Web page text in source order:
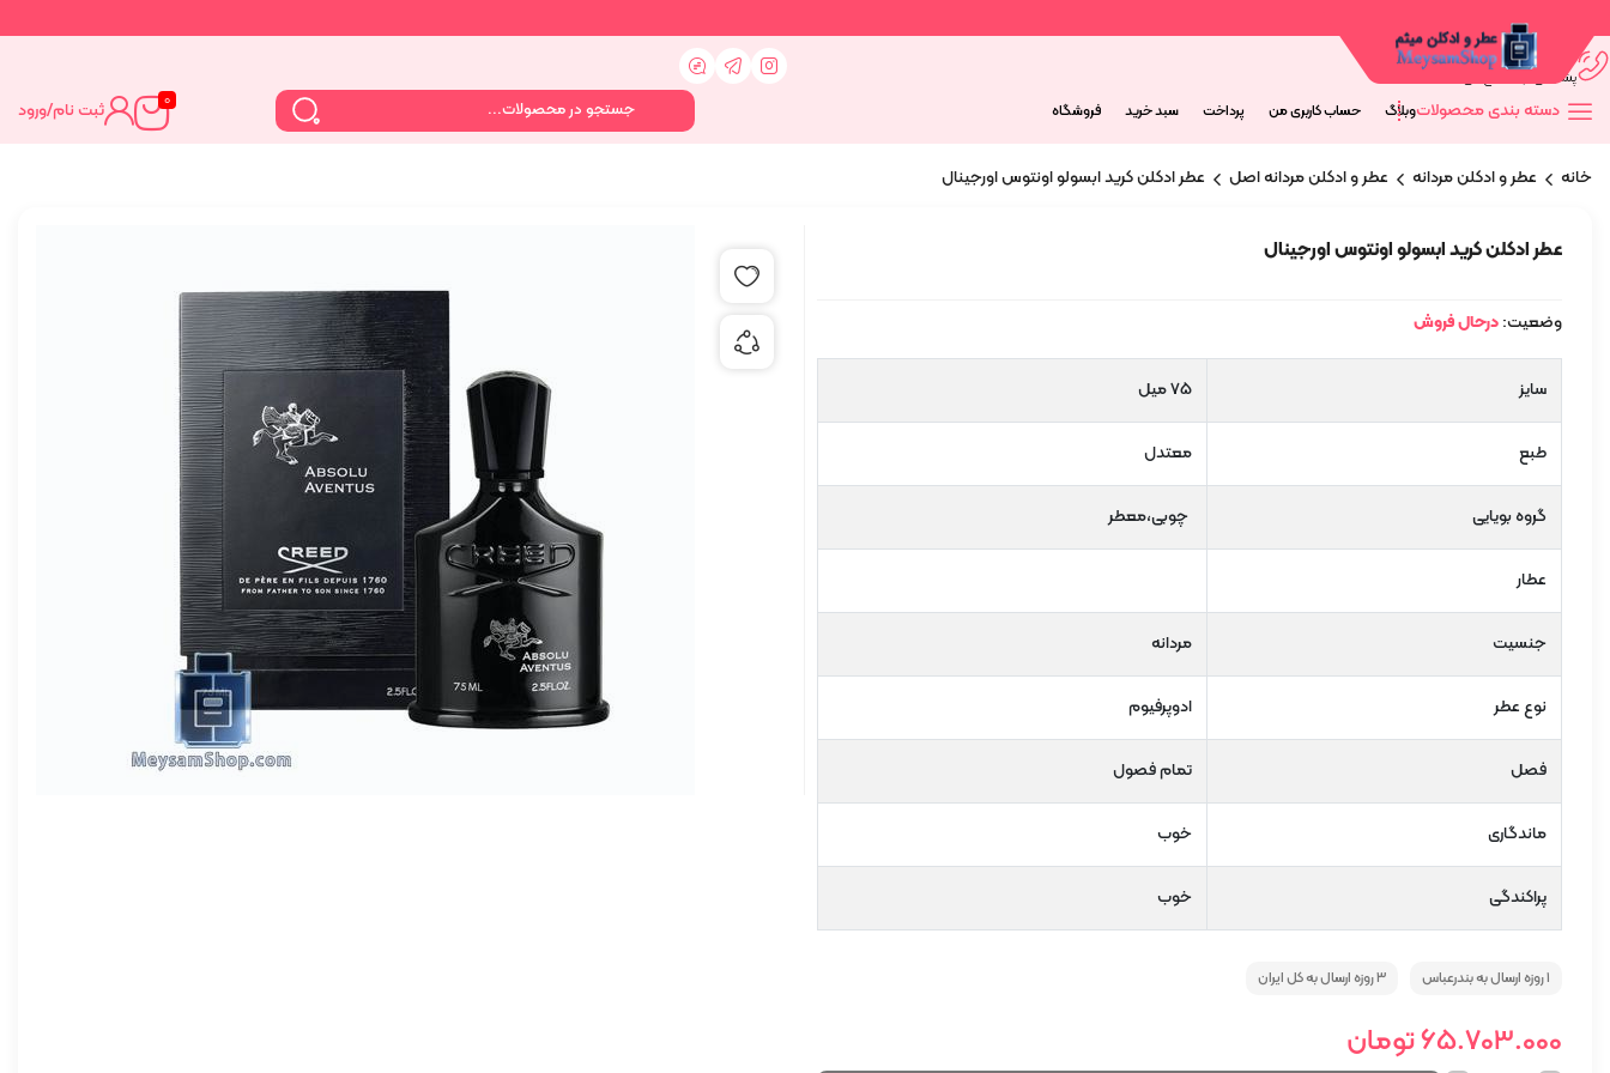
09044673563
پشتیانی از 9 صبح الی 20 شب
دسته بندی محصولاتوبلاگ حساب کاربری من پرداخت سبد خرید فروشگاه
0 ثبت نام/ورود
خانه عطر و ادکلن مردانه عطر و ادکلن مردانه اصل عطر ادکلن کرید ابسولو اونتوس اورجینال
عطر ادکلن کرید ابسولو اونتوس اورجینال
وضعیت:درحال فروش
سایز 75 میل
طبع معتدل
گروه بویایی چوبی،معطر
عطار
جنسیت مردانه
نوع عطر ادوپرفیوم
فصل تمام فصول
ماندگاری خوب
پراکندگی خوب
1 روزه ارسال به بندرعباس 3 روزه ارسال به کل ایران
65.703.000تومان